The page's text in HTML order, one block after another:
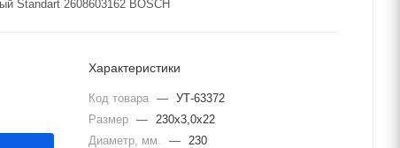
Standart 2608603162 BOSCH
Характеристики
Код товара — УТ-63372
Размер — 230х3,0х22
Диаметр, мм.
— 230